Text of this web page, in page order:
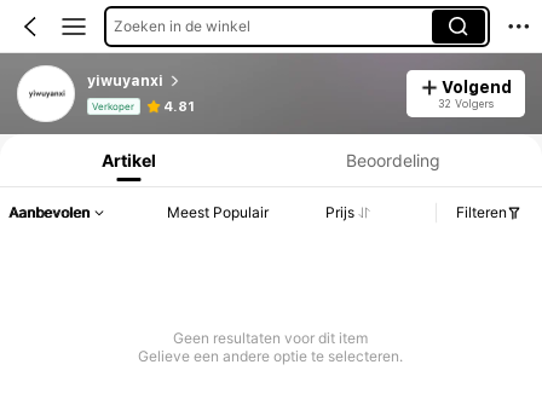
Zoeken in de winkel
yiwuyanxi
Verkoper 4.81
Volgend
32 Volgers
Productinformatie: Prijsopenbaring, Verkoop- en Voorraadgegevens.
Artikel Beoordeling
Aanbevolen Meest Populair Prijs Filteren
Geen resultaten voor dit item
Gelieve een andere optie te selecteren.